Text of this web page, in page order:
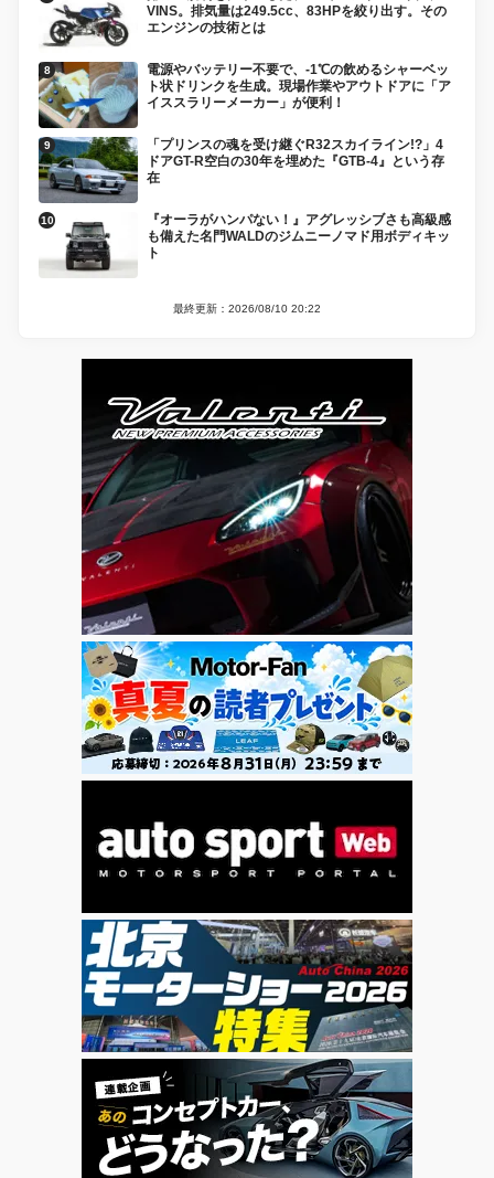
VINS。排気量は249.5cc、83HPを絞り出す。その
エンジンの技術とは
電源やバッテリー不要で、-1℃の飲めるシャーベッ
ト状ドリンクを生成。現場作業やアウトドアに「ア
イススラリーメーカー」が便利！
「プリンスの魂を受け継ぐR32スカイライン!?」4
ドアGT-R空白の30年を埋めた『GTB-4』という存
在
『オーラがハンパない！』アグレッシブさも高級感
も備えた名門WALDのジムニーノマド用ボディキッ
ト
最終更新：2026/08/10 20:22